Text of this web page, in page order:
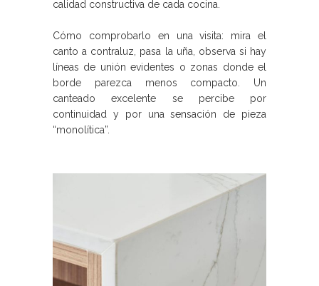
calidad constructiva de cada cocina.
Cómo comprobarlo en una visita: mira el
canto a contraluz, pasa la uña, observa si hay
líneas de unión evidentes o zonas donde el
borde parezca menos compacto. Un
canteado excelente se percibe por
continuidad y por una sensación de pieza
“monolítica”.